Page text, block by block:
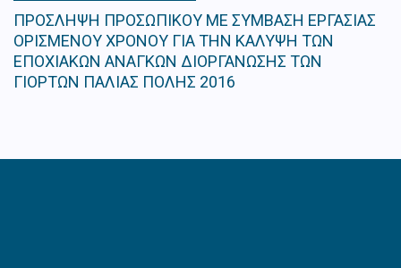
ΠΡΟΣΛΗΨΗ ΠΡΟΣΩΠΙΚΟΥ ΜΕ ΣΥΜΒΑΣΗ ΕΡΓΑΣΙΑΣ
ΟΡΙΣΜΕΝΟΥ ΧΡΟΝΟΥ ΓΙΑ ΤΗΝ ΚΑΛΥΨΗ ΤΩΝ
ΕΠΟΧΙΑΚΩΝ ΑΝΑΓΚΩΝ ΔΙΟΡΓΑΝΩΣΗΣ ΤΩΝ
ΓΙΟΡΤΩΝ ΠΑΛΙΑΣ ΠΟΛΗΣ 2016